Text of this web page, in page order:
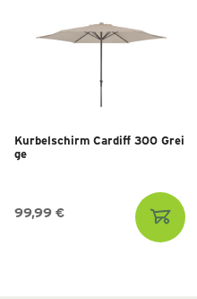
Kurbelschirm Cardiff 300 Grei
ge
99,99 €